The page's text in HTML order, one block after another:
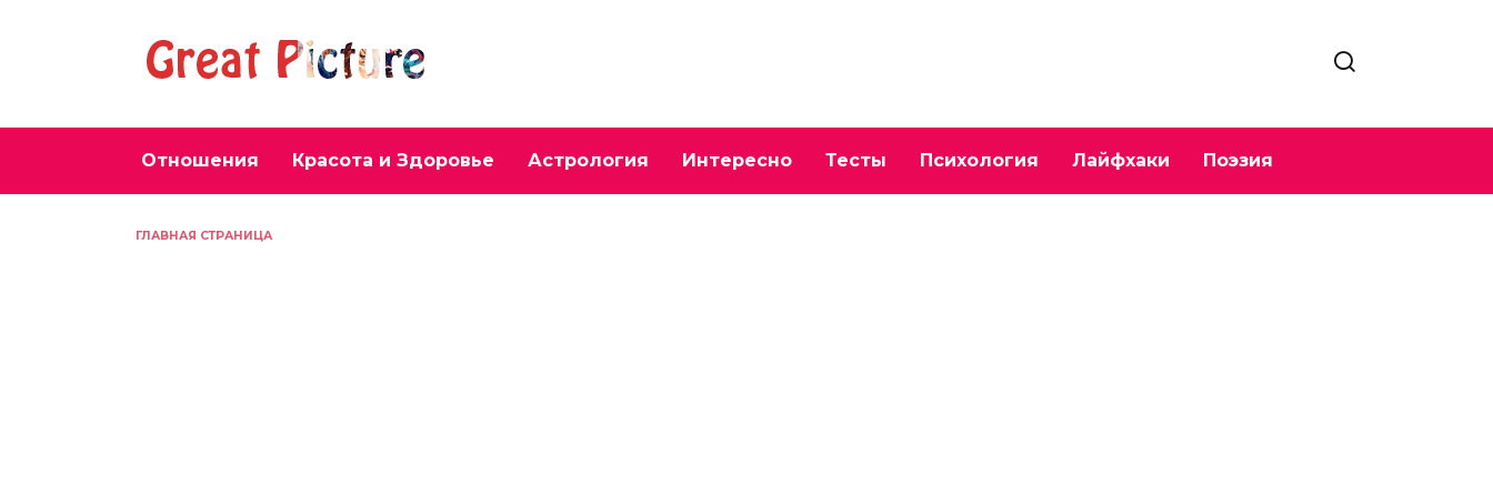
Отношения Красота и Здоровье Астрология Интересно Тесты Психология Лайфхаки Поэзия
ГЛАВНАЯ СТРАНИЦА